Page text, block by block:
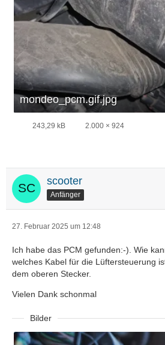
mondeo_pcm.gif.jpg
243,29 kB 2.000 × 924
scooter
Anfänger
27. Februar 2025 um 12:48
Ich habe das PCM gefunden:-). Wie
welches Kabel für die Lüftersteuerung
dem oberen Stecker.
Vielen Dank schonmal
Bilder